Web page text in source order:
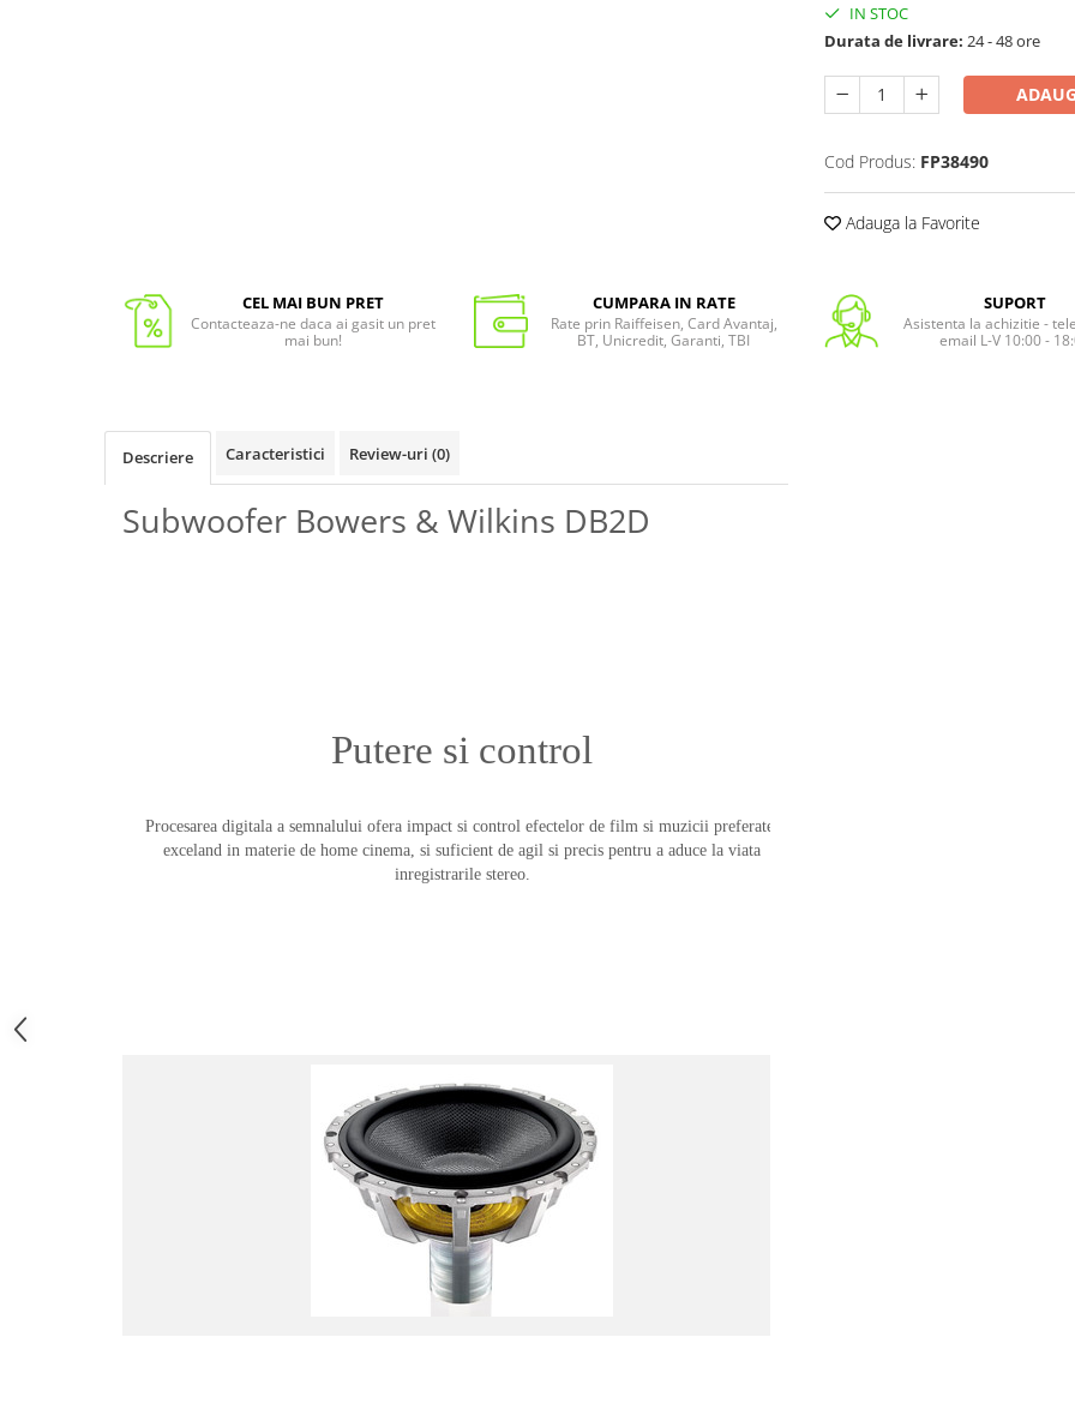
IN STOC
Durata de livrare: 24 - 48 ore
Cod Produs: FP38490
Adauga la Favorite
CEL MAI BUN PRET
Contacteaza-ne daca ai gasit un pret
mai bun!
CUMPARA IN RATE
Rate prin Raiffeisen, Card Avantaj,
BT, Unicredit, Garanti, TBI
SUPORT
Asistenta la achizitie -
email L-V 10:00 -
Descriere Caracteristici Review-uri (0)
Subwoofer Bowers & Wilkins DB2D
Putere si control
Procesarea digitala a semnalului ofera impact si control efectelor de film si muzicii preferate,
exceland in materie de home cinema, si suficient de agil si precis pentru a aduce la viata
inregistrarile stereo.